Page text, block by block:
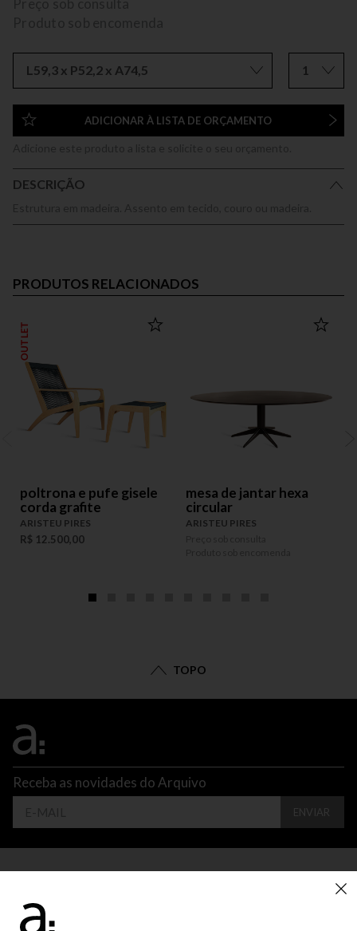
L59,3 x P52,2 x A74,5 1
ADICIONAR À LISTA DE ORÇAMENTO
DESCRIÇÃO
PRODUTOS RELACIONADOS
OUTLET
poltrona e pufe gisele
corda grafite
ARISTEU PIRES
R$ 12.500,00
mesa de jantar hexa
circular
ARISTEU PIRES
TOPO
Receba as novidades do Arquivo
ENVIAR
CONTATO
ATENDIMENTO